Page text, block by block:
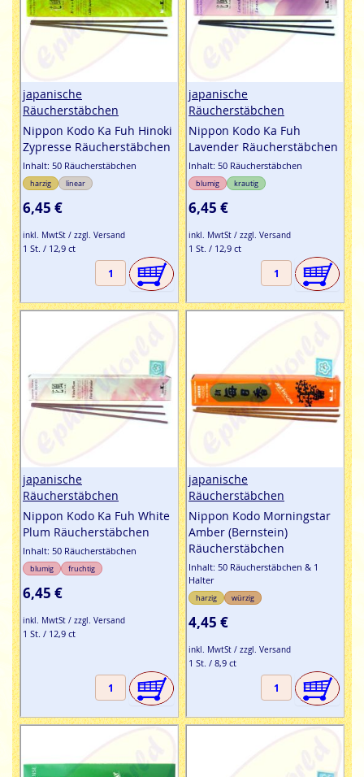
japanische
Räucherstäbchen
Nippon Kodo Ka Fuh Hinoki
Zypresse Räucherstäbchen
Inhalt: 50 Räucherstäbchen
harzig linear
6,45 €
inkl. MwtSt / zzgl. Versand
1 St. / 12,9 ct
japanische
Räucherstäbchen
Nippon Kodo Ka Fuh
Lavender Räucherstäbchen
Inhalt: 50 Räucherstäbchen
blumig krautig
6,45 €
inkl. MwtSt / zzgl. Versand
1 St. / 12,9 ct
japanische
Räucherstäbchen
Nippon Kodo Ka Fuh White
Plum Räucherstäbchen
Inhalt: 50 Räucherstäbchen
blumig fruchtig
6,45 €
inkl. MwtSt / zzgl. Versand
1 St. / 12,9 ct
japanische
Räucherstäbchen
Nippon Kodo Morningstar
Amber (Bernstein)
Räucherstäbchen
Inhalt: 50 Räucherstäbchen & 1
Halter
harzig würzig
4,45 €
inkl. MwtSt / zzgl. Versand
1 St. / 8,9 ct